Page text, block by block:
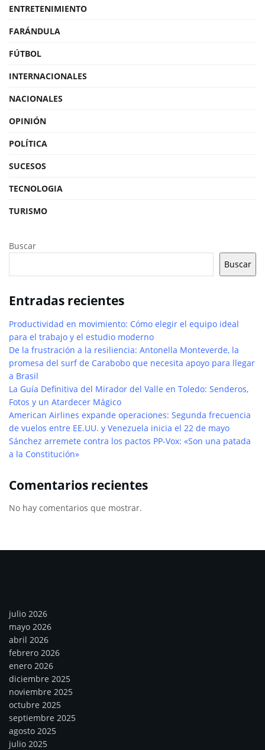
ENTRETENIMIENTO
FARÁNDULA
FÚTBOL
INTERNACIONALES
NACIONALES
OPINIÓN
POLÍTICA
SUCESOS
TECNOLOGIA
TURISMO
Buscar
Buscar
Entradas recientes
Productividad en movimiento: Cómo elegir el equipo ideal
para el trabajo y el estudio moderno
De la frustración a la resiliencia: Antonella Monteverde, la
promesa del surf de Carabobo que necesita apoyo para llegar
a Brasil
La Guía Definitiva del Mirador del Valle en Toledo: Senderos,
Fotos y un Atardecer Mágico
American Airlines expande operaciones: Segunda frecuencia
de vuelos entre EE.UU. y Venezuela inicia el 22 de mayo
Sánchez arremete contra los pactos PP-Vox: «Son una patada
a la Constitución»
Comentarios recientes
No hay comentarios que mostrar.
julio 2026
mayo 2026
abril 2026
febrero 2026
enero 2026
diciembre 2025
noviembre 2025
octubre 2025
septiembre 2025
agosto 2025
julio 2025